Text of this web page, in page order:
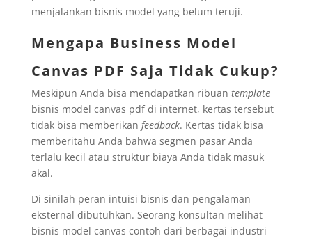
menjalankan bisnis model yang belum teruji.
Mengapa Business Model
Canvas PDF Saja Tidak Cukup?
Meskipun Anda bisa mendapatkan ribuan template
bisnis model canvas pdf di internet, kertas tersebut
tidak bisa memberikan feedback. Kertas tidak bisa
memberitahu Anda bahwa segmen pasar Anda
terlalu kecil atau struktur biaya Anda tidak masuk
akal.
Di sinilah peran intuisi bisnis dan pengalaman
eksternal dibutuhkan. Seorang konsultan melihat
bisnis model canvas contoh dari berbagai industri